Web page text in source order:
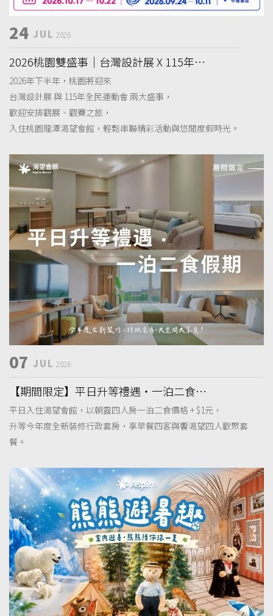
24 JUL 2026
2026桃園雙盛事｜台灣設計展 X 115年全
民運動會
2026年下半年，桃園將迎來
台灣設計展 與 115年全民運動會 兩大盛事，
歡迎安排觀展、觀賽之旅，
入住桃園龍潭渴望會館，輕鬆串聯精彩活動與悠閒度假時光。
07 JUL 2026
【期間限定】平日升等禮遇・一泊二食假
期
平日入住渴望會館，以朝露四人房一泊二食價格 + $1元，
升等今年度全新裝修行政套房，享早餐四客與饗渴望四人歡聚套
餐。